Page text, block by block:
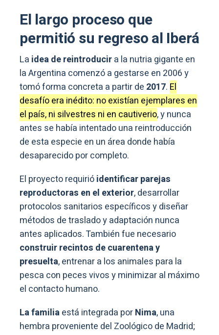
El largo proceso que
permitió su regreso al Iberá
La idea de reintroducira la nutria gigante en
la Argentina comenzó a gestarse en 2006 y
tomó forma concreta a partir de 2017. El
desafío era inédito: no existían ejemplares en
el país, ni silvestres ni en cautiverio, y nunca
antes se había intentado una reintroducción
de esta especie en un área donde había
desaparecido por completo.
El proyecto requirióidentificar parejas
reproductoras en el exterior, desarrollar
protocolos sanitarios específicos y diseñar
métodos de traslado y adaptación nunca
antes aplicados. También fue necesario
construir recintos de cuarentena y
presuelta, entrenar a los animales para la
pesca con peces vivos y minimizar al máximo
el contacto humano.
La familiaestá integrada porNima, una
hembra proveniente del Zoológico de Madrid;